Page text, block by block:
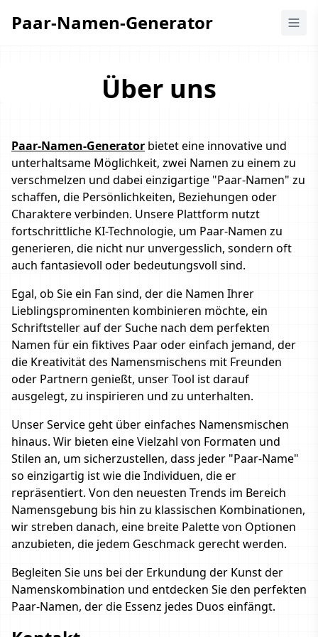
Paar-Namen-Generator
Paar-Namen-Generator
Über uns
Paar-Namen-Generator bietet eine innovative und
unterhaltsame Möglichkeit, zwei Namen zu einem zu
verschmelzen und dabei einzigartige "Paar-Namen" zu
schaffen, die Persönlichkeiten, Beziehungen oder
Charaktere verbinden. Unsere Plattform nutzt
fortschrittliche KI-Technologie, um Paar-Namen zu
generieren, die nicht nur unvergesslich, sondern oft
auch fantasievoll oder bedeutungsvoll sind.
Egal, ob Sie ein Fan sind, der die Namen Ihrer
Lieblingsprominenten kombinieren möchte, ein
Schriftsteller auf der Suche nach dem perfekten
Namen für ein fiktives Paar oder einfach jemand, der
die Kreativität des Namensmischens mit Freunden
oder Partnern genießt, unser Tool ist darauf
ausgelegt, zu inspirieren und zu unterhalten.
Unser Service geht über einfaches Namensmischen
hinaus. Wir bieten eine Vielzahl von Formaten und
Stilen an, um sicherzustellen, dass jeder "Paar-Name"
so einzigartig ist wie die Individuen, die er
repräsentiert. Von den neuesten Trends im Bereich
Namensgebung bis hin zu klassischen Kombinationen,
wir streben danach, eine breite Palette von Optionen
anzubieten, die jedem Geschmack gerecht werden.
Begleiten Sie uns bei der Erkundung der Kunst der
Namenskombination und entdecken Sie den perfekten
Paar-Namen, der die Essenz jedes Duos einfängt.